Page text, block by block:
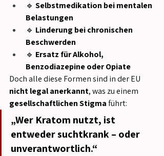
🔹 Selbstmedikation bei mentalen
Belastungen
🔹 Linderung bei chronischen
Beschwerden
🔹 Ersatz für Alkohol,
Benzodiazepine oder Opiate
Doch alle diese Formen sind in der EU
nicht legal anerkannt, was zu einem
gesellschaftlichen Stigma führt:
„Wer Kratom nutzt, ist
entweder suchtkrank – oder
unverantwortlich.“